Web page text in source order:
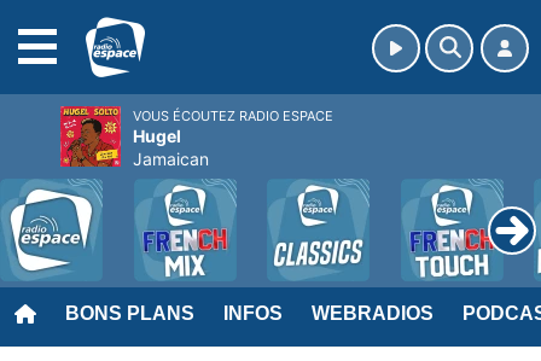
BONS PLANS INFOS WEBRADIOS
VOUS ÉCOUTEZ RADIO ESPACE
Hugel
Jamaican